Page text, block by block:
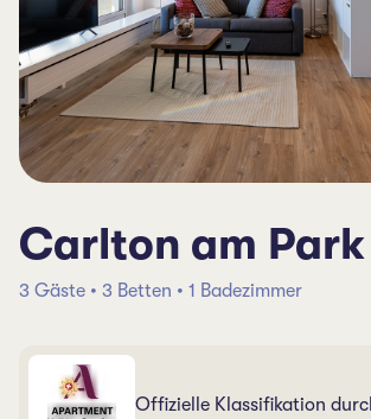
Carlton am Park
3 Gäste • 3 Betten • 1 Badezimmer
Offizielle Klassifikation